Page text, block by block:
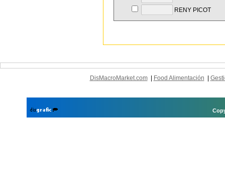
RENY PICOT
DisMacroMarket.com| Food Alimentación